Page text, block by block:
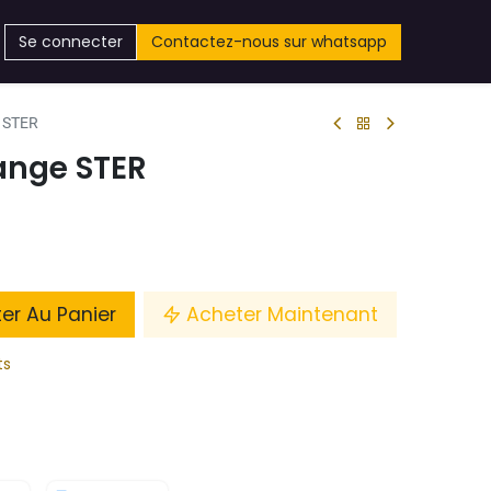
Se connecter Contactez-nous sur whatsapp
STER
Au Panier Acheter Maintenant